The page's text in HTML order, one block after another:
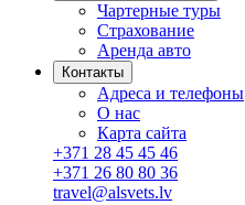
Чартерные туры
Страхование
Аренда авто
Контакты
Адреса и телефоны
О нас
Карта сайта
+371 28 45 45 46
+371 26 80 80 36
travel@alsvets.lv